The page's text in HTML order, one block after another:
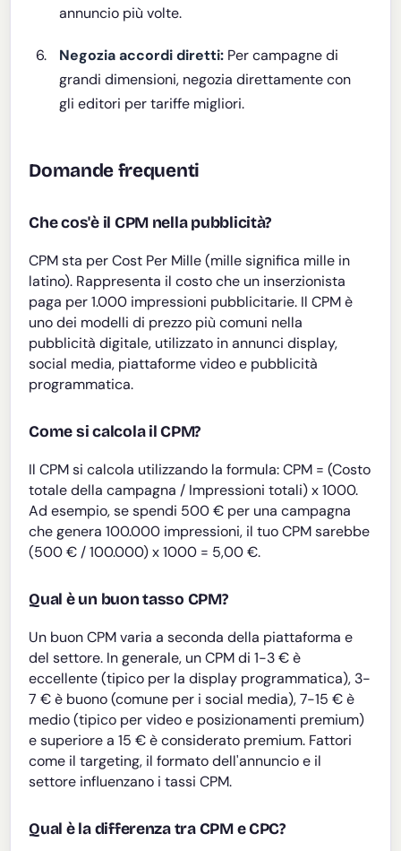
annuncio più volte.
Negozia accordi diretti: Per campagne di
grandi dimensioni, negozia direttamente con
gli editori per tariffe migliori.
Domande frequenti
Che cos'è il CPM nella pubblicità?
CPM sta per Cost Per Mille (mille significa mille in
latino). Rappresenta il costo che un inserzionista
paga per 1.000 impressioni pubblicitarie. Il CPM è
uno dei modelli di prezzo più comuni nella
pubblicità digitale, utilizzato in annunci display,
social media, piattaforme video e pubblicità
programmatica.
Come si calcola il CPM?
Il CPM si calcola utilizzando la formula: CPM = (Costo
totale della campagna / Impressioni totali) x 1000.
Ad esempio, se spendi 500 € per una campagna
che genera 100.000 impressioni, il tuo CPM sarebbe
(500 € / 100.000) x 1000 = 5,00 €.
Qual è un buon tasso CPM?
Un buon CPM varia a seconda della piattaforma e
del settore. In generale, un CPM di 1-3 € è
eccellente (tipico per la display programmatica), 3-
7 € è buono (comune per i social media), 7-15 € è
medio (tipico per video e posizionamenti premium)
e superiore a 15 € è considerato premium. Fattori
come il targeting, il formato dell'annuncio e il
settore influenzano i tassi CPM.
Qual è la differenza tra CPM e CPC?